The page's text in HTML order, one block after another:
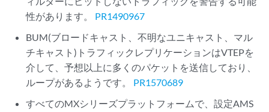
性があります。 PR1490967
BUM(ブロードキャスト、不明なユニキャスト、マル
チキャスト)トラフィックレプリケーションはVTEPを
介して、予想以上に多くのパケットを送信しており、
ループがあるようです。 PR1570689
すべてのMXシリーズプラットフォームで、設定AMS